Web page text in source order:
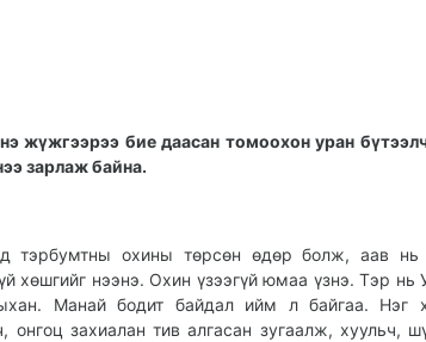
жүжгээрээ бие даасан томоохон уран
зарлаж байна.
тэрбумтны охины төрсөн өдөр болж, аав нь
хөшгийг нээнэ. Охин үзээгүй юмаа үзнэ. Тэр нь
Манай бодит байдал ийм л байгаа. Нэг
онгоц захиалан тив алгасан зугаалж, хуульч,